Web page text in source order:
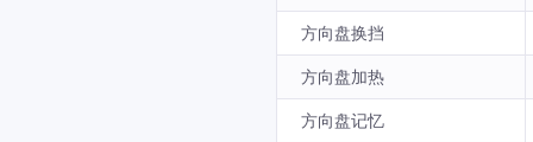
方向盘换挡
方向盘加热
方向盘记忆